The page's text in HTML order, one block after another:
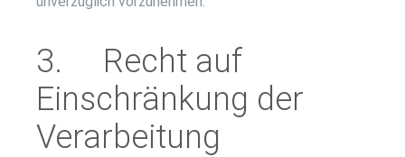
3. Recht auf
Einschränkung der
Verarbeitung